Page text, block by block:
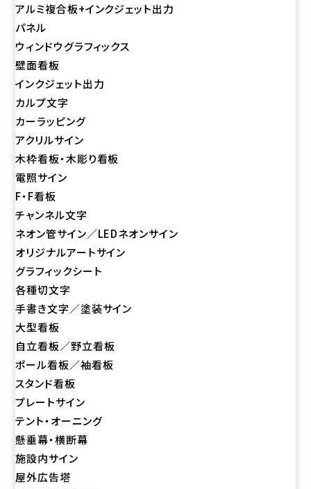
アルミ複合板+インクジェット出力
パネル
ウィンドウグラフィックス
壁面看板
インクジェット出力
カルプ文字
カーラッピング
アクリルサイン
木枠看板・木彫り看板
電照サイン
F・F看板
チャンネル文字
ネオン管サイン／LEDネオンサイン
オリジナルアートサイン
グラフィックシート
各種切文字
手書き文字／塗装サイン
大型看板
自立看板／野立看板
ポール看板／袖看板
スタンド看板
プレートサイン
テント・オーニング
懸垂幕・横断幕
施設内サイン
屋外広告塔